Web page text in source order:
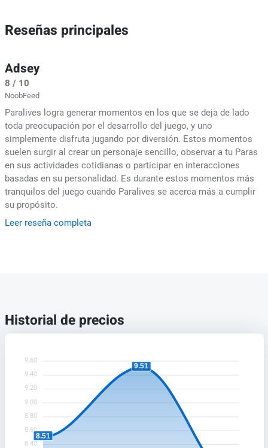
Reseñas principales
Adsey
8 / 10
NoobFeed
Paralives logra generar momentos en los que se deja de lado
toda preocupación por el desarrollo del juego, y uno
simplemente disfruta jugando por diversión. Estos momentos
suelen surgir al crear un personaje sencillo, observar a tu Paras
en sus actividades cotidianas o participar en interacciones
basadas en su personalidad. Es durante estos momentos más
tranquilos del juego cuando Paralives se acerca más a cumplir
su propósito.
Leer reseña completa
Historial de precios
9.60
9.40
9.20
9.00
8.80
8.60
8.40
8.51
9.51